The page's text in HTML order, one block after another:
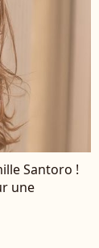
Santoro !
une